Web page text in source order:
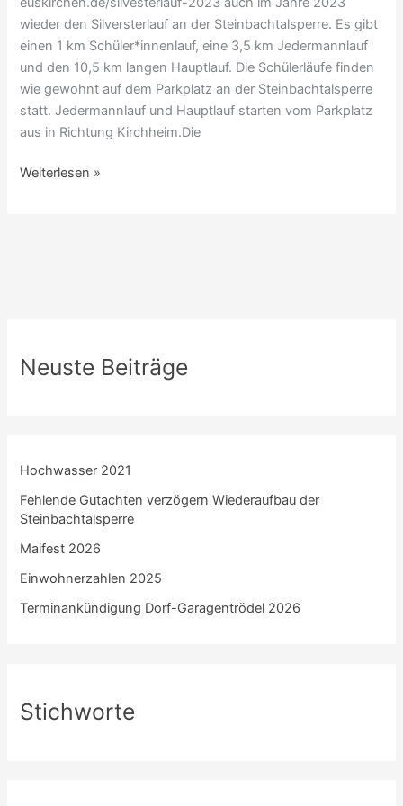
wieder den Silversterlauf an der Steinbachtalsperre. Es gibt
einen 1 km Schüler*innenlauf, eine 3,5 km Jedermannlauf
und den 10,5 km langen Hauptlauf. Die Schülerläufe finden
wie gewohnt auf dem Parkplatz an der Steinbachtalsperre
statt. Jedermannlauf und Hauptlauf starten vom Parkplatz
aus in Richtung Kirchheim.Die
Weiterlesen »
Neuste Beiträge
Hochwasser 2021
Fehlende Gutachten verzögern Wiederaufbau der
Steinbachtalsperre
Maifest 2026
Einwohnerzahlen 2025
Terminankündigung Dorf-Garagentrödel 2026
Stichworte